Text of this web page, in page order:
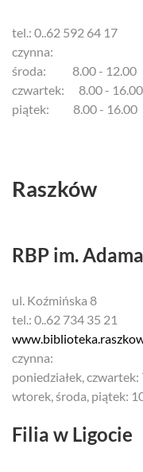
tel.: 0..62 592 64 17
czynna:
środa: 8.00 - 12.00
czwartek: 8.00 - 16.00
piątek: 8.00 - 16.00
Raszków
RBP im.
ul. Koźmińska 8
tel.: 0..62 734 35 21
czynna:
poniedziałek,
wtorek, środa, piątek:
Filia w Ligocie